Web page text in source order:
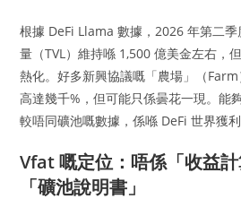
根據 DeFi Llama 數據，2026 年第二
量（TVL）維持喺 1,500 億美金左右，
熱化。好多新興協議嘅「農場」（
高達幾千%，但可能只係曇花一現。能
較唔同礦池嘅數據，係喺 DeFi 世界獲利
Vfat 嘅定位：唔係「收益
「礦池說明書」